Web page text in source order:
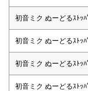
初音ミク ぬーどるｽﾄｯ
初音ミク ぬーどるｽﾄｯﾊ
初音ミク ぬーどるｽﾄｯﾊ
初音ミク ぬーどるｽﾄｯﾊ